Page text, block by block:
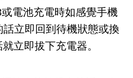
池充電時如感覺手機
立即回到待機狀態或換
立即拔下充電器。